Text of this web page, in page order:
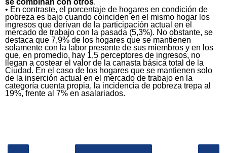
• En contraste, el porcentaje de hogares en condición de
pobreza es bajo cuando coinciden en el mismo hogar los
ingresos que derivan de la participación actual en el
mercado de trabajo con la pasada (5,3%). No obstante, se
destaca que 7,9% de los hogares que se mantienen
solamente con la labor presente de sus miembros y en los
que, en promedio, hay 1,5 perceptores de ingresos, no
llegan a costear el valor de la canasta básica total de la
Ciudad. En el caso de los hogares que se mantienen solo
de la inserción actual en el mercado de trabajo en la
categoría cuenta propia, la incidencia de pobreza trepa al
19%, frente al 7% en asalariados.